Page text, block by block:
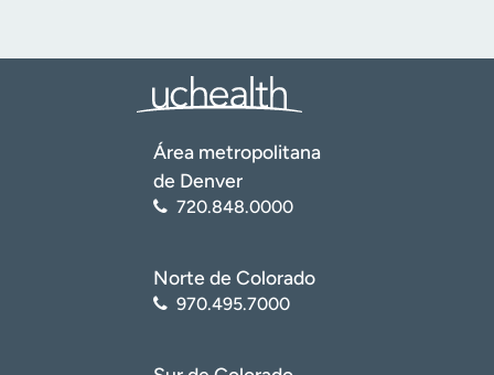
Área metropolitana
de Denver
720.848.0000
Norte de Colorado
970.495.7000